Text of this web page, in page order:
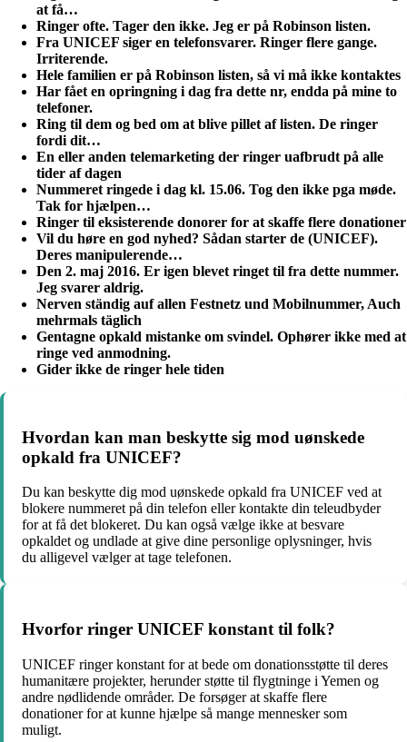
at få…
Ringer ofte. Tager den ikke. Jeg er på Robinson listen.
Fra UNICEF siger en telefonsvarer. Ringer flere gange.
Irriterende.
Hele familien er på Robinson listen, så vi må ikke kontaktes
Har fået en opringning i dag fra dette nr, endda på mine to
telefoner.
Ring til dem og bed om at blive pillet af listen. De ringer
fordi dit…
En eller anden telemarketing der ringer uafbrudt på alle
tider af dagen
Nummeret ringede i dag kl. 15.06. Tog den ikke pga møde.
Tak for hjælpen…
Ringer til eksisterende donorer for at skaffe flere donationer
Vil du høre en god nyhed? Sådan starter de (UNICEF).
Deres manipulerende…
Den 2. maj 2016. Er igen blevet ringet til fra dette nummer.
Jeg svarer aldrig.
Nerven ständig auf allen Festnetz und Mobilnummer, Auch
mehrmals täglich
Gentagne opkald mistanke om svindel. Ophører ikke med at
ringe ved anmodning.
Gider ikke de ringer hele tiden
Hvordan kan man beskytte sig mod uønskede
opkald fra UNICEF?
Du kan beskytte dig mod uønskede opkald fra UNICEF ved at
blokere nummeret på din telefon eller kontakte din teleudbyder
for at få det blokeret. Du kan også vælge ikke at besvare
opkaldet og undlade at give dine personlige oplysninger, hvis
du alligevel vælger at tage telefonen.
Hvorfor ringer UNICEF konstant til folk?
UNICEF ringer konstant for at bede om donationsstøtte til deres
humanitære projekter, herunder støtte til flygtninge i Yemen og
andre nødlidende områder. De forsøger at skaffe flere
donationer for at kunne hjælpe så mange mennesker som
muligt.